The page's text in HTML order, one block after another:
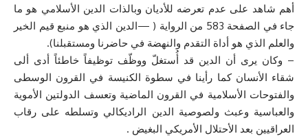
أهم شاهد على عدم تعرضه للأديان وبالذات الدين الأسلامي هو ما
جاء في الصفحة 583 من الرواية ( —الدين الذي هو منبع قيم الخير
والعلم الذي هو أداة التقدم والنهضة في حاضرنا ومستقبلنا).
– وكان يرى أن الدين قد أُستغلّ ووظّف توظيفاً خاطئاً أدى ألى
شقاء الأنسان كما رأينا في سطوة الكنيسة في القرون الوسطى
والفتوحات الأسلامية في القرون الماضية وتعسف الدولتين الأموية
والعباسية وعبث ولصوصية الدين الراديكالي وتسلطه على رقاب
العراقيين بعد الأحتلال الأمريكي البغيض .